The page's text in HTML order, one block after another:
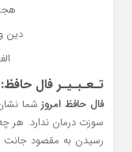
دین
تـعـبـیـر فال حافظ:
فال حافظ امروزشما
سوزت درمان ندارد. هر
رسیدن به مقصود جانت